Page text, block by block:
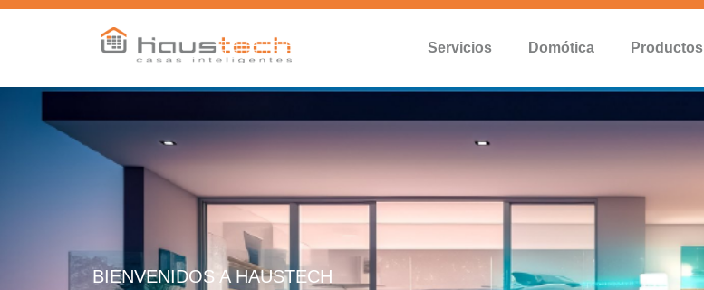
Servicios Domótica Productos
BIENVENIDOS A HAUSTECH